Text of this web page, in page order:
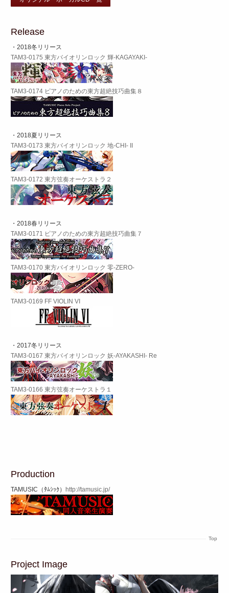
Release
・2018冬リリース
TAM3-0175 東方バイオリンロック 輝-KAGAYAKI-
TAM3-0174 ピアノのための東方超絶技巧曲集８
・2018夏リリース
TAM3-0173 東方バイオリンロック 地-CHI- II
TAM3-0172 東方弦奏オーケストラ２
・2018春リリース
TAM3-0171 ピアノのための東方超絶技巧曲集７
TAM3-0170 東方バイオリンロック 零-ZERO-
TAM3-0169 FF VIOLIN VI
・2017冬リリース
TAM3-0167 東方バイオリンロック 妖-AYAKASHI- Re
TAM3-0166 東方弦奏オーケストラ１
Production
TAMUSIC（ﾀﾑｼｯｸ）http://tamusic.jp/
Top
Project Image